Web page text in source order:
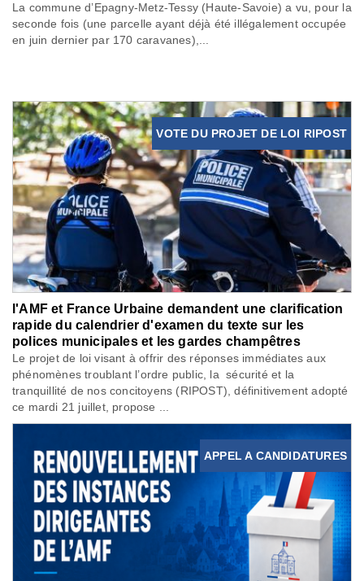
La commune d’Epagny-Metz-Tessy (Haute-Savoie) a vu, pour la
seconde fois (une parcelle ayant déjà été illégalement occupée
en juin dernier par 170 caravanes),...
VOTE DU PROJET DE LOI RIPOST
l'AMF et France Urbaine demandent une clarification
rapide du calendrier d'examen du texte sur les
polices municipales et les gardes champêtres
Le projet de loi visant à offrir des réponses immédiates aux
phénomènes troublant l’ordre public, la sécurité et la
tranquillité de nos concitoyens (RIPOST), définitivement adopté
ce mardi 21 juillet, propose ...
APPEL A CANDIDATURES